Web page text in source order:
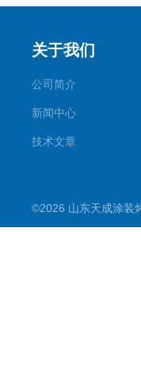
关于我们
公司简介
新闻中心
技术文章
©2026 山东天成涂